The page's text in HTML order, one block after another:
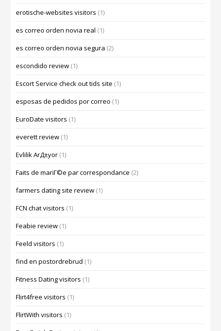
erotische-websites visitors (1)
es correo orden novia real (1)
es correo orden novia segura (2)
escondido review (1)
Escort Service check out tids site (1)
esposas de pedidos por correo (1)
EuroDate visitors (1)
everett review (1)
Evlilik ArД±yor (1)
Faits de mariГ©e par correspondance (2)
farmers dating site review (1)
FCN chat visitors (1)
Feabie review (1)
Feeld visitors (1)
find en postordrebrud (1)
Fitness Dating visitors (1)
Flirt4free visitors (1)
FlirtWith visitors (1)